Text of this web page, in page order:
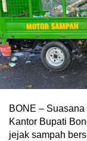
BONE –
Kantor Bupati
jejak sampah